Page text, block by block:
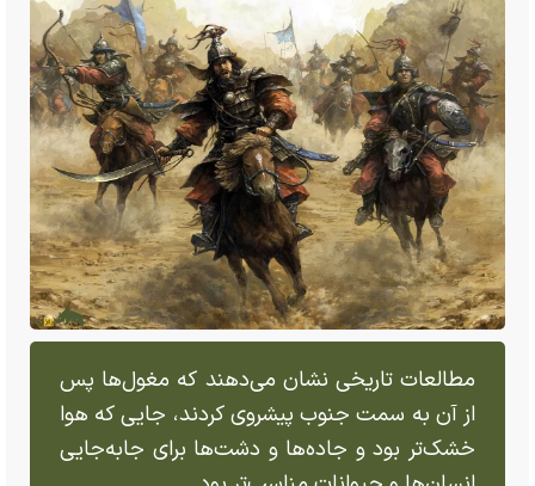
مطالعات تاریخی نشان می‌دهند که مغول‌ها پس
از آن به سمت جنوب پیشروی کردند، جایی که هوا
خشک‌تر بود و جاده‌ها و دشت‌ها برای جابه‌جایی